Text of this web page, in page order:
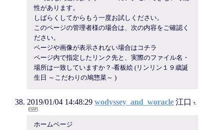
性があります。
しばらくしてからもう一度お試しください。
このページの管理者様の場合は、次の内容をご確認く
ださい。
ページや画像が表示されない場合はコチラ
ページ内で指定したリンク先と、実際のファイル名・
場所は一致していますか？-看板絵 (リンリン１９歳誕
生日 ～こだわりの鳩惣菜～ )
2019/01/04 14:48:29 wodyssey_and_woracle 江口
ホームページ